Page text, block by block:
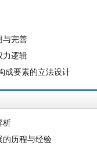
与完善
力逻辑
成要素的立法设计
析
的历程与经验